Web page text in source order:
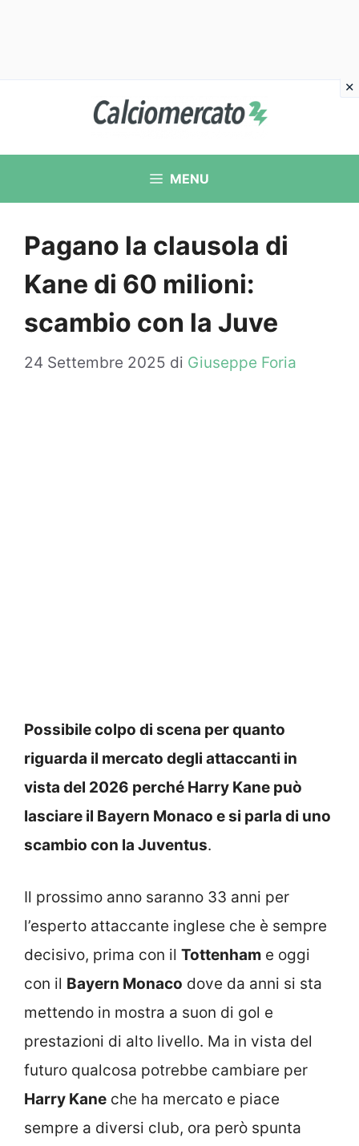
contenuto
MENU
Pagano la clausola di
Kane di 60 milioni:
scambio con la Juve
24 Settembre 2025 di Giuseppe Foria
Possibile colpo di scena per quanto
riguarda il mercato degli attaccanti in
vista del 2026 perché Harry Kane può
lasciare il Bayern Monaco e si parla di uno
scambio con la Juventus.
Il prossimo anno saranno 33 anni per
l’esperto attaccante inglese che è sempre
decisivo, prima con il Tottenham e oggi
con il Bayern Monaco dove da anni si sta
mettendo in mostra a suon di gol e
prestazioni di alto livello. Ma in vista del
futuro qualcosa potrebbe cambiare per
Harry Kane che ha mercato e piace
sempre a diversi club, ora però spunta